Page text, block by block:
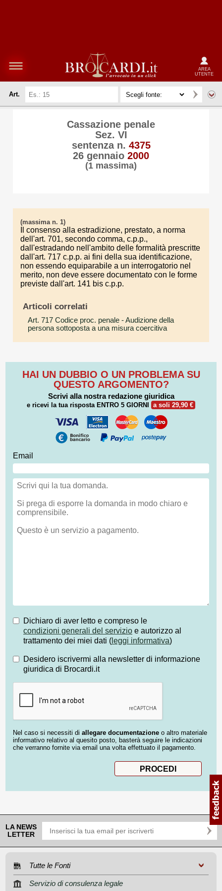
AREA
UTENTE
Art.
Cassazione penale
Sez. VI
sentenza n. 4375
26 gennaio 2000
(1 massima)
(massima n. 1)
Il consenso alla estradizione, prestato, a norma
dell'art. 701, secondo comma, c.p.p.,
dall'estradando nell'ambito delle formalità prescritte
dall'art. 717 c.p.p. ai fini della sua identificazione,
non essendo equiparabile a un interrogatorio nel
merito, non deve essere documentato con le forme
previste dall'art. 141 bis c.p.p.
Articoli correlati
Art. 717 Codice proc. penale - Audizione della
persona sottoposta a una misura coercitiva
HAI UN DUBBIO O UN PROBLEMA SU
QUESTO ARGOMENTO?
Scrivi alla nostra redazione giuridica
e ricevi la tua risposta ENTRO 5 GIORNI a soli 29,90 €
Email
Dichiaro di aver letto e compreso le
condizioni generali del servizio e autorizzo al
trattamento dei miei dati ( leggi informativa)
Desidero iscrivermi alla newsletter di informazione
giuridica di Brocardi.it
Nel caso si necessiti di allegare documentazione o altro materiale
informativo relativo al quesito posto, basterà seguire le indicazioni
che verranno fornite via email una volta effettuato il pagamento.
LA NEWS
LETTER
Tutte le Fonti
Servizio di consulenza legale